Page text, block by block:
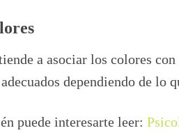
a asociar los colores
dependiendo de lo
puede interesarte leer: